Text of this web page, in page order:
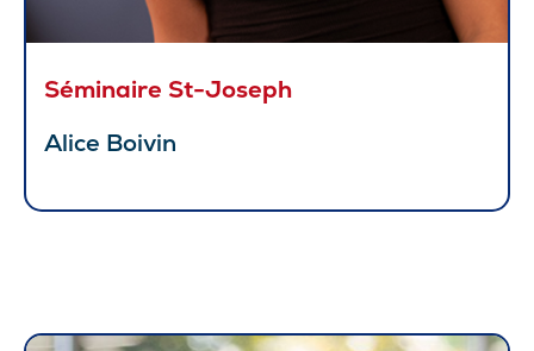
Séminaire St-Joseph
Alice Boivin